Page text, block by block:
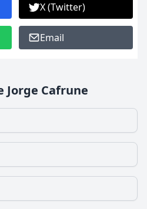
X (Twitter)
Email
Jorge Cafrune